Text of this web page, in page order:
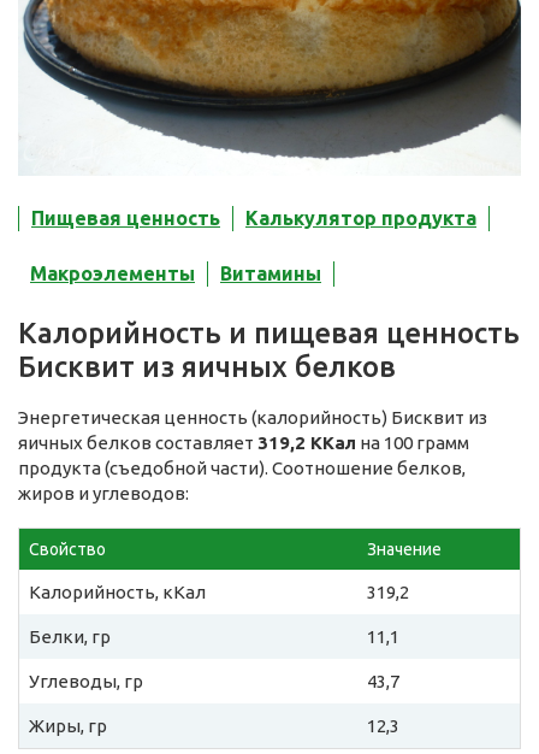
Пищевая ценность Калькулятор продукта
Макроэлементы Витамины
Калорийность и пищевая ценность
Бисквит из яичных белков
Энергетическая ценность (калорийность) Бисквит из
яичных белков составляет 319,2 ККал на 100 грамм
продукта (съедобной части). Соотношение белков,
жиров и углеводов:
Свойство Значение
Калорийность, кКал 319,2
Белки, гр 11,1
Углеводы, гр 43,7
Жиры, гр 12,3